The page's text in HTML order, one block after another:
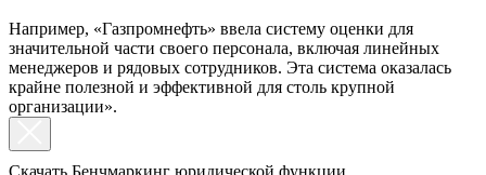
Например, «Газпромнефть» ввела систему оценки для
значительной части своего персонала, включая линейных
менеджеров и рядовых сотрудников. Эта система оказалась
крайне полезной и эффективной для столь крупной
организации».
Скачать Бенчмаркинг юридической функции